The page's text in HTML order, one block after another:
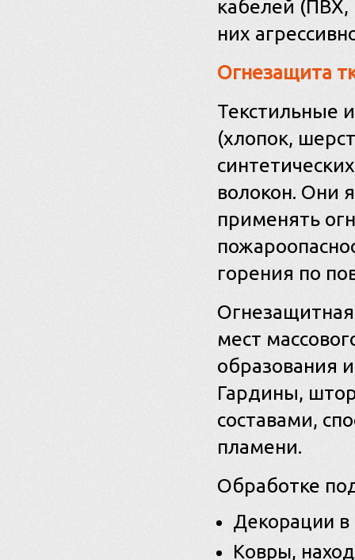
кабелей (ПВХ,
них
Огнезащита
Текстильные
(хлопок,
волокон. Они
применять
горения по
мест
образования
Гардины,
составами,
пламени.
Обработке
Декорации в
Ковры,